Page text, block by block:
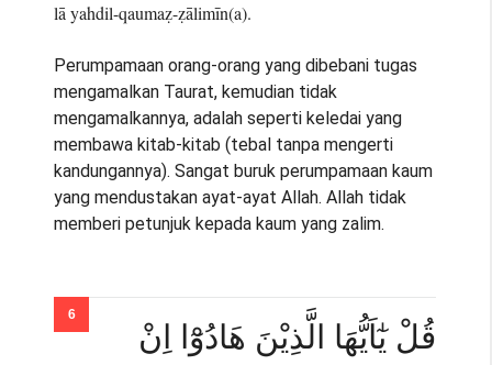
lā yahdil-qaumaẓ-ẓālimīn(a).
Perumpamaan orang-orang yang dibebani tugas
mengamalkan Taurat, kemudian tidak
mengamalkannya, adalah seperti keledai yang
membawa kitab-kitab (tebal tanpa mengerti
kandungannya). Sangat buruk perumpamaan kaum
yang mendustakan ayat-ayat Allah. Allah tidak
memberi petunjuk kepada kaum yang zalim.
قُلْ يٰٓاَيُّهَا الَّذِيْنَ هَادُوْٓا اِنْ